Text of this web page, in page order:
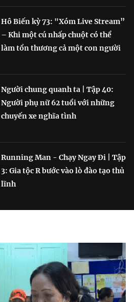
Hô Biến kỳ 73: "Xóm Live Stream”
– Khi một cú nhấp chuột có thể
làm tổn thương cả một con người
Người chung quanh ta | Tập 40:
Người phụ nữ 62 tuổi với những
chuyến xe nghĩa tình
Running Man - Chạy Ngay Đi | Tập
3: Gia tộc R bước vào lò đào tạo thủ
lĩnh